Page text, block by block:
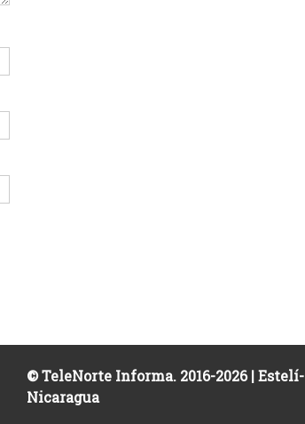
© TeleNorte Informa. 2016-2026 | Estelí-
Nicaragua